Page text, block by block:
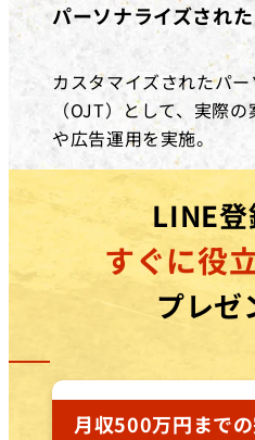
パーソナライズされ
カスタマイズされたパ
（OJT）として、実際
や広告運用を実施。
LINE登
すぐに役
プレゼ
月収500万円まで